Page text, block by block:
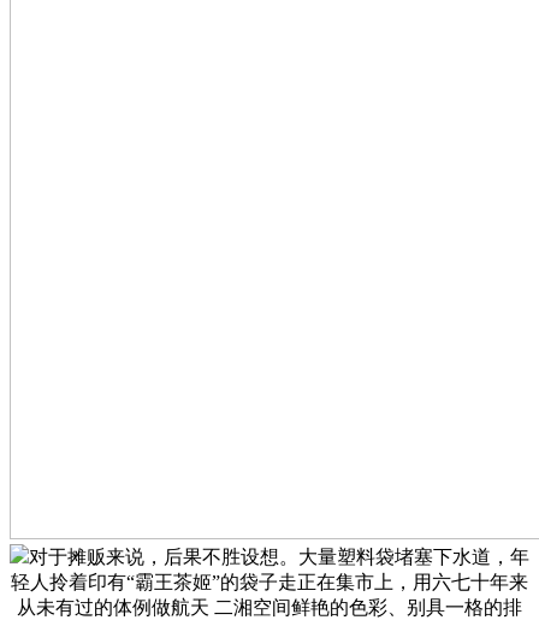
对于摊贩来说，后果不胜设想。大量塑料袋堵塞下水道，年
轻人拎着印有“霸王茶姬”的袋子走正在集市上，用六七十年来
从未有过的体例做航天 二湘空间鲜艳的色彩、别具一格的排